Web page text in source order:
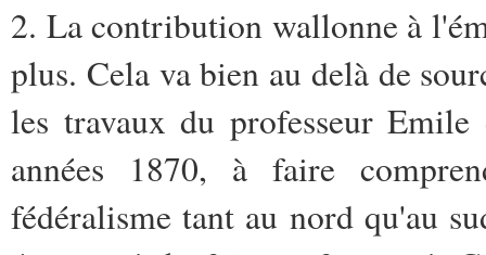
2. La contribution wallonne à
plus. Cela va bien au delà de
les travaux du professeur
années 1870, à faire
fédéralisme tant au nord qu'au